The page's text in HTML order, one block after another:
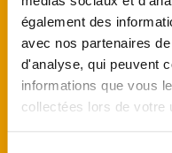
également des
avec nos partenaires
d'analyse, qui peuvent
informations que vous
collectées lors de votre